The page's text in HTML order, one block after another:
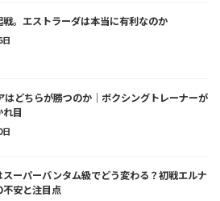
。エストラーダは本当に有利なのか
どちらが勝つのか｜ボクシングトレーナーが
目
スーパーバンタム級でどう変わる？初戦エルナ
不安と注目点